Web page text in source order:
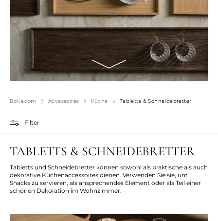
Bolia.com Accessoires Küche Tabletts & Schneidebretter
Filter
TABLETTS & SCHNEIDEBRETTER
Tabletts und Schneidebretter können sowohl als praktische als auch
dekorative Küchenaccessoires dienen. Verwenden Sie sie, um
Snacks zu servieren, als ansprechendes Element oder als Teil einer
schönen Dekoration im Wohnzimmer.